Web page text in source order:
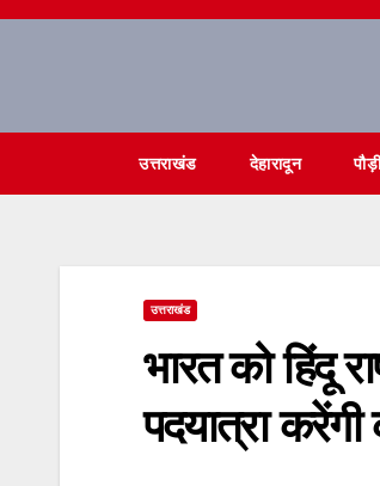
Skip
उत्तराखंड देहारादून
उत्तराखंड
भारत को हिंदू
पदयात्रा